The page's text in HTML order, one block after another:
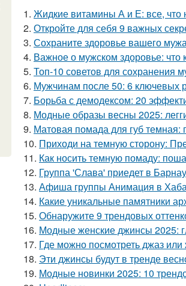
1. Жидкие витамины А и Е: все, что
2. Откройте для себя 9 важных
3. Сохраните здоровье вашего
4. Важное о мужском здоровье:
5. Топ-10 советов для сохранения
6. Мужчинам после 50: 6 ключевых
7. Борьба с демодексом: 20
8. Модные образы весны 2025:
9. Матовая помада для губ
10. Приходи на темную сторону:
11. Как носить темную помаду:
12. Группа 'Слава' приедет в
13. Афиша группы Анимация в
14. Какие уникальные памятники
15. Обнаружите 9 трендовых
16. Модные женские джинсы 2025:
17. Где можно посмотреть джаз
18. Эти джинсы будут в тренде
19. Модные новинки 2025: 10